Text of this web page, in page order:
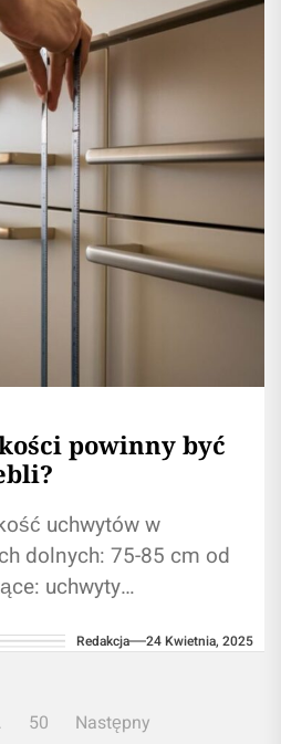
powinny być
uchwytów w
dolnych: 75-85 cm od
uchwyty
przedpokoju:
Redakcja 24 Kwietnia, 2025
50 Następny